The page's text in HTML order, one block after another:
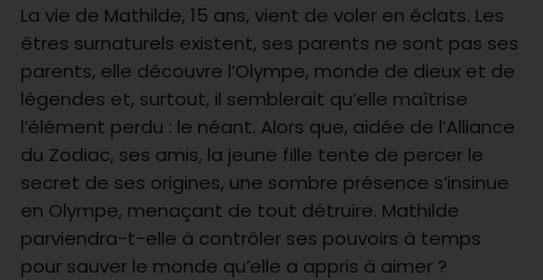
La vie de Mathilde, 15 ans, vient de voler en éclats. Les
êtres surnaturels existent, ses parents ne sont pas ses
parents, elle découvre l’Olympe, monde de dieux et de
légendes et, surtout, il semblerait qu’elle maîtrise
l’élément perdu : le néant. Alors que, aidée de l’Alliance
du Zodiac, ses amis, la jeune fille tente de percer le
secret de ses origines, une sombre présence s’insinue
en Olympe, menaçant de tout détruire. Mathilde
parviendra-t-elle à contrôler ses pouvoirs à temps
pour sauver le monde qu’elle a appris à aimer ?